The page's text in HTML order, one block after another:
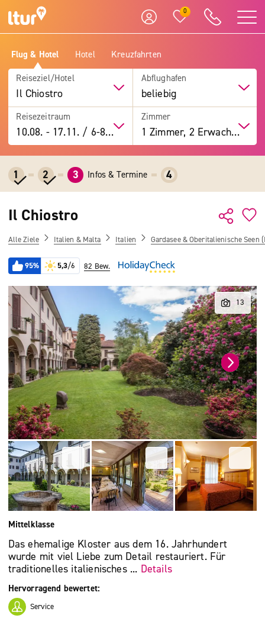
0
Flug & Hotel Hotel Kreuzfahrten
Reiseziel/Hotel
Il Chiostro
Abflughafen
beliebig
Reisezeitraum
10.08. -17.11. / 6-8 Tage
Zimmer
1 Zimmer, 2 Erwachsene
1 2 3 Infos & Termine 4
Il Chiostro
Alle Ziele Italien & Malta Italien Gardasee & Oberitalienische Seen
95% 5,3/6 82 Bew.
Mittelklasse
Das ehemalige Kloster aus dem 16. Jahrhundert
wurde mit viel Liebe zum Detail restauriert. Für
traditionelles italienisches ... Details
Hervorragend bewertet:
Service